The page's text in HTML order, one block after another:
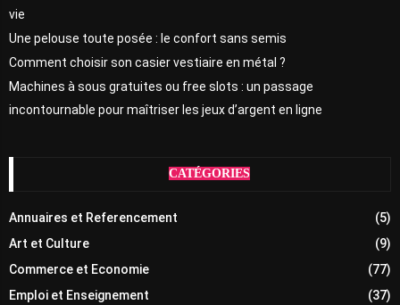
vie
Une pelouse toute posée : le confort sans semis
Comment choisir son casier vestiaire en métal ?
Machines à sous gratuites ou free slots : un passage
incontournable pour maîtriser les jeux d’argent en ligne
CATÉGORIES
Annuaires et Referencement
(5)
Art et Culture
(9)
Commerce et Economie
(77)
Emploi et Enseignement
(37)